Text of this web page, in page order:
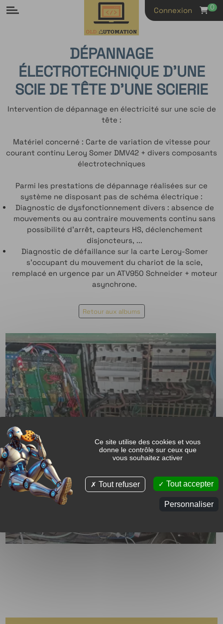
Panneau de gestion des cookies
Ce site utilise des cookies et vous
donne le contrôle sur ceux que
vous souhaitez activer
Tout accepter
Tout refuser
Personnaliser
Connexion 0
DÉPANNAGE
ÉLECTROTECHNIQUE D'UNE
SCIE DE TÊTE D'UNE SCIERIE
Intervention de dépannage en électricité sur une scie de
tête :
Matériel concerné : Carte de variation de vitesse pour
courant continu Leroy Somer DMV42 + divers composants
électrotechniques
Parmi les prestations de dépannage réalisées sur ce
système ne disposant pas de schéma électrique :
Diagnostic de dysfonctionnement divers : absence de
mouvements ou au contraire mouvements continu sans
possibilité d'arrêt, capteurs HS, déclenchement
disjoncteurs, ...
Diagnostic de défaillance sur la carte Leroy-Somer
s'occupant du mouvement du chariot de la scie,
remplacé en urgence par un ATV950 Schneider + moteur
asynchrone.
Retour aux albums